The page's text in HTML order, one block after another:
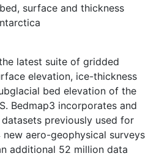
surface and thickness
latest suite of gridded
elevation, ice-thickness
bed elevation of the
Bedmap3 incorporates and
previously used for
aero-geophysical surveys
additional 52 million data